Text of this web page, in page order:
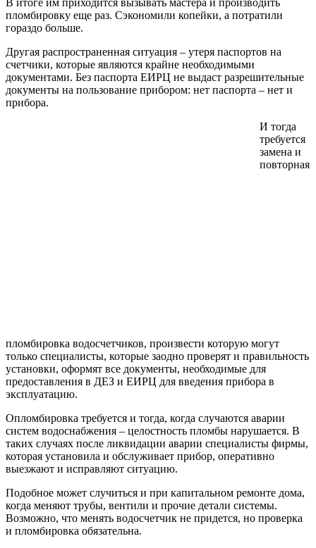
В итоге им приходится вызывать мастера и производить
пломбировку еще раз. Сэкономили копейки, а потратили
гораздо больше.
Другая распространенная ситуация – утеря паспортов на
счетчики, которые являются крайне необходимыми
документами. Без паспорта ЕИРЦ не выдаст разрешительные
документы на пользование прибором: нет паспорта – нет и
прибора.
И тогда
требуется
замена и
повторная
пломбировка водосчетчиков, произвести которую могут
только специалисты, которые заодно проверят и правильность
установки, оформят все документы, необходимые для
предоставления в ДЕЗ и ЕИРЦ для введения прибора в
эксплуатацию.
Опломбировка требуется и тогда, когда случаются аварии
систем водоснабжения – целостность пломбы нарушается. В
таких случаях после ликвидации аварии специалисты фирмы,
которая установила и обслуживает прибор, оперативно
выезжают и исправляют ситуацию.
Подобное может случиться и при капитальном ремонте дома,
когда меняют трубы, вентили и прочие детали системы.
Возможно, что менять водосчетчик не придется, но проверка
и пломбировка обязательна.